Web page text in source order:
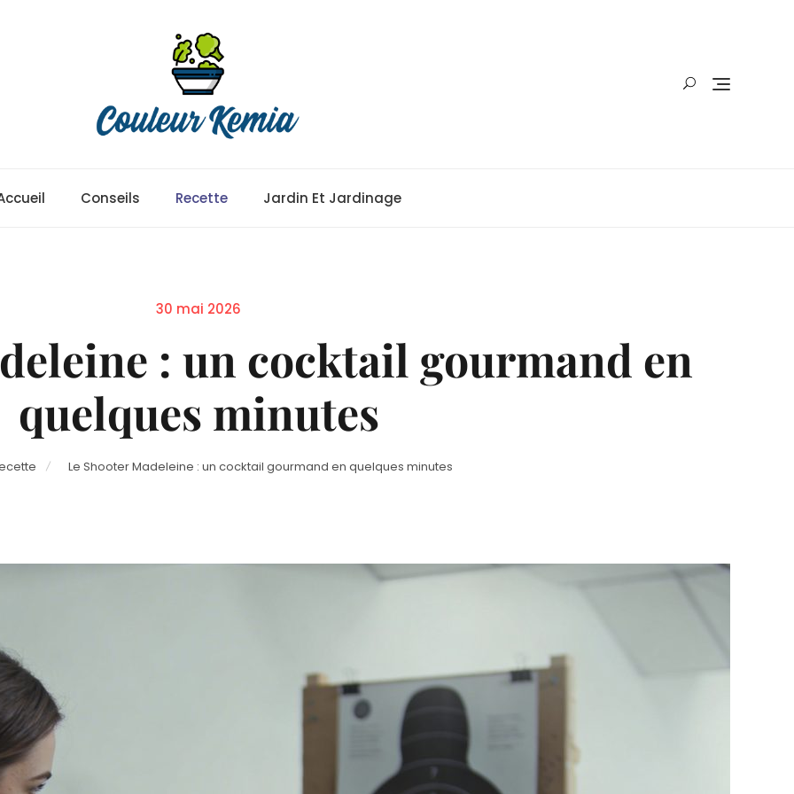
Conseils Recette Jardin Et Jardinage
Posted
30 mai 2026
: un cocktail gourmand en
quelques minutes
Le Shooter Madeleine : un cocktail gourmand en quelques minutes